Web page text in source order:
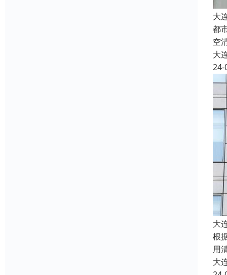
大
都
空
大
24-
大
根
用
大